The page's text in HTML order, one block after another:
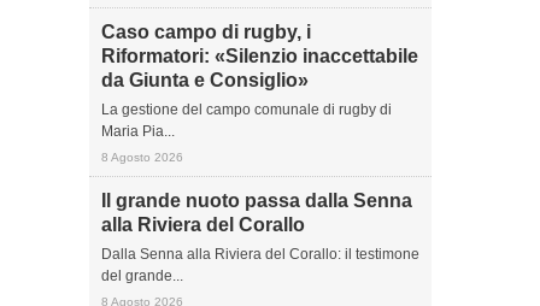
Caso campo di rugby, i
Riformatori: «Silenzio inaccettabile
da Giunta e Consiglio»
La gestione del campo comunale di rugby di
Maria Pia...
8 Agosto 2026
Il grande nuoto passa dalla Senna
alla Riviera del Corallo
Dalla Senna alla Riviera del Corallo: il testimone
del grande...
8 Agosto 2026